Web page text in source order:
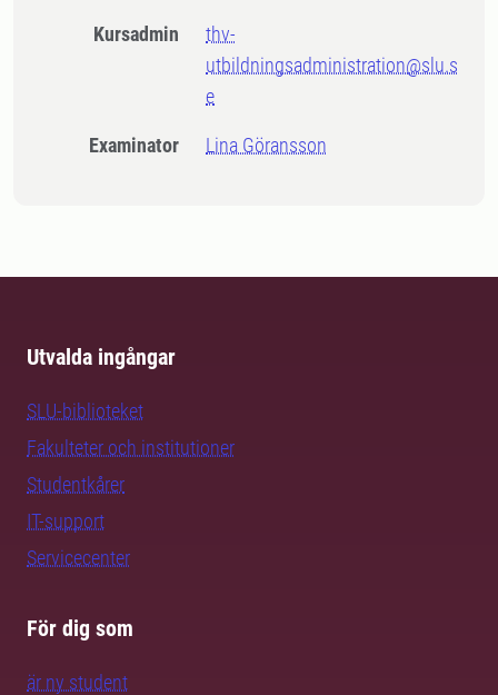
Kursadmin
thv-
utbildningsadministration@slu.s
e
Examinator Lina Göransson
Utvalda ingångar
SLU-biblioteket
Fakulteter och institutioner
Studentkårer
IT-support
Servicecenter
För dig som
är ny student